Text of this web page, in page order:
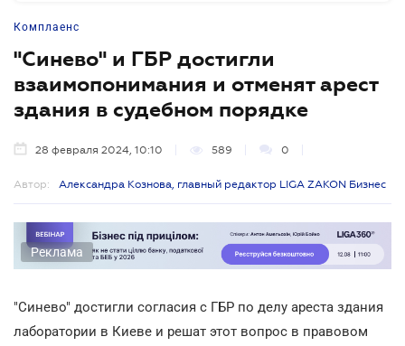
Комплаенс
"Синево" и ГБР достигли
взаимопонимания и отменят арест
здания в судебном порядке
28 февраля 2024, 10:10 589 0
Автор: Александра Кознова, главный редактор LIGA ZAKON Бизнес
Реклама
"Синево" достигли согласия с ГБР по делу ареста здания
лаборатории в Киеве и решат этот вопрос в правовом